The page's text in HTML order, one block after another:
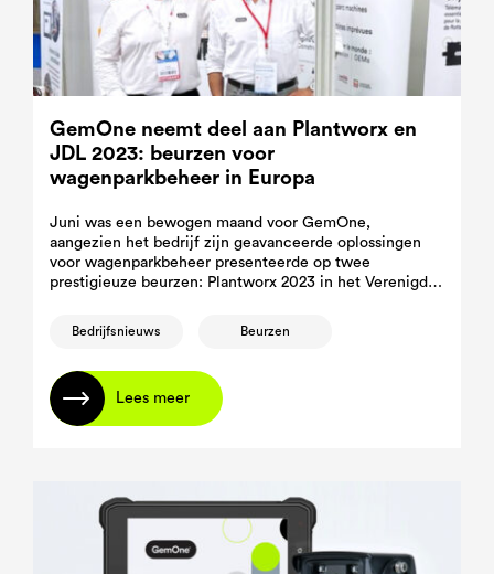
GemOne neemt deel aan Plantworx en
JDL 2023: beurzen voor
wagenparkbeheer in Europa
Juni was een bewogen maand voor GemOne,
aangezien het bedrijf zijn geavanceerde oplossingen
voor wagenparkbeheer presenteerde op twee
prestigieuze beurzen: Plantworx 2023 in het Verenigd
Bedrijfsnieuws Beurzen
Lees meer